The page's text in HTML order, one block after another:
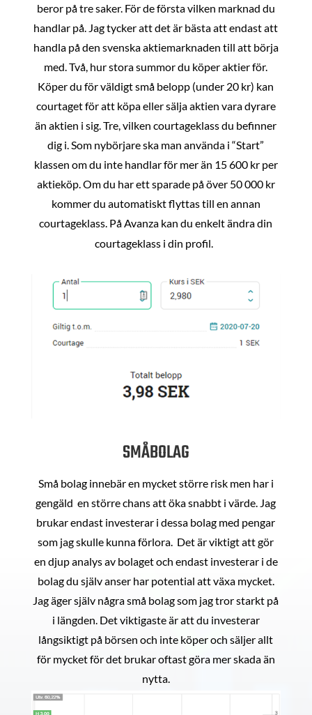
beror på tre saker. För de första vilken marknad du
handlar på. Jag tycker att det är bästa att endast att
handla på den svenska aktiemarknaden till att börja
med. Två, hur stora summor du köper aktier för.
Köper du för väldigt små belopp (under 20 kr) kan
courtaget för att köpa eller sälja aktien vara dyrare
än aktien i sig. Tre, vilken courtageklass du befinner
dig i. Som nybörjare ska man använda i “Start”
klassen om du inte handlar för mer än 15 600 kr per
aktieköp. Om du har ett sparade på över 50 000 kr
kommer du automatiskt flyttas till en annan
courtageklass. På Avanza kan du enkelt ändra din
courtageklass i din profil.
SMÅBOLAG
Små bolag innebär en mycket större risk men har i
gengäld en större chans att öka snabbt i värde. Jag
brukar endast investerar i dessa bolag med pengar
som jag skulle kunna förlora. Det är viktigt att gör
en djup analys av bolaget och endast investerar i de
bolag du själv anser har potential att växa mycket.
Jag äger själv några små bolag som jag tror starkt på
i längden. Det viktigaste är att du investerar
långsiktigt på börsen och inte köper och säljer allt
för mycket för det brukar oftast göra mer skada än
nytta.